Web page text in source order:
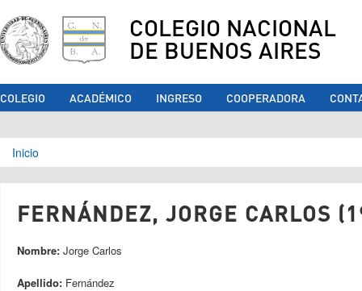
COLEGIO NACIONAL
DE BUENOS AIRES
COLEGIO ACADÉMICO INGRESO COOPERADORA
Se encuentra usted aquí
Inicio
FERNÁNDEZ, JORGE CARLOS
Nombre: Jorge Carlos
Apellido: Fernández